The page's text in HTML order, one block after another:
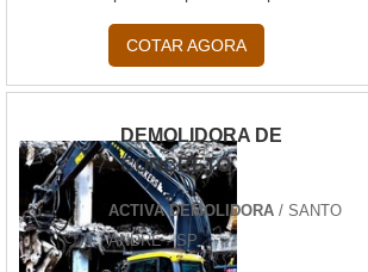
obras e reformas industriais, o
serviço de Locação de máquinas
para construção civil pode definir
se utilizados equipamentos de
confiança e qualidade. Para
Locação de máquinas para
construção civil contrate uma
locadora que conta com uma
COTAR AGORA
DEMOLIDORA DE
CONCRETO
ACTIVA DEMOLIDORA/ SANTO
ANDRÉ - SP